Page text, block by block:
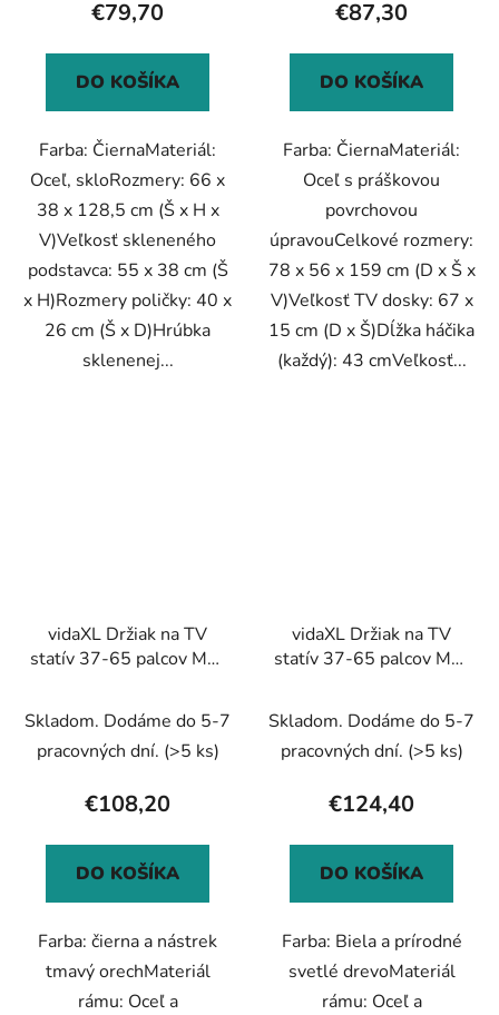
€79,70
DO KOŠÍKA
Farba: ČiernaMateriál:
Oceľ, skloRozmery: 66 x
38 x 128,5 cm (Š x H x
V)Veľkosť skleneného
podstavca: 55 x 38 cm (Š
x H)Rozmery poličky: 40 x
26 cm (Š x D)Hrúbka
sklenenej...
€87,30
DO KOŠÍKA
Farba: ČiernaMateriál:
Oceľ s práškovou
povrchovou
úpravouCelkové rozmery:
78 x 56 x 159 cm (D x Š x
V)Veľkosť TV dosky: 67 x
15 cm (D x Š)Dĺžka háčika
(každý): 43 cmVeľkosť...
vidaXL Držiak na TV
statív 37-65 palcov Max
kg
Skladom. Dodáme do 5-7
pracovných dní. (>5 ks)
€108,20
DO KOŠÍKA
Farba: čierna a nástrek
tmavý orechMateriál
rámu: Oceľ a
vidaXL Držiak na TV
statív 37-65 palcov Max
kg
Skladom. Dodáme do 5-7
pracovných dní. (>5 ks)
€124,40
DO KOŠÍKA
Farba: Biela a prírodné
svetlé drevoMateriál
rámu: Oceľ a